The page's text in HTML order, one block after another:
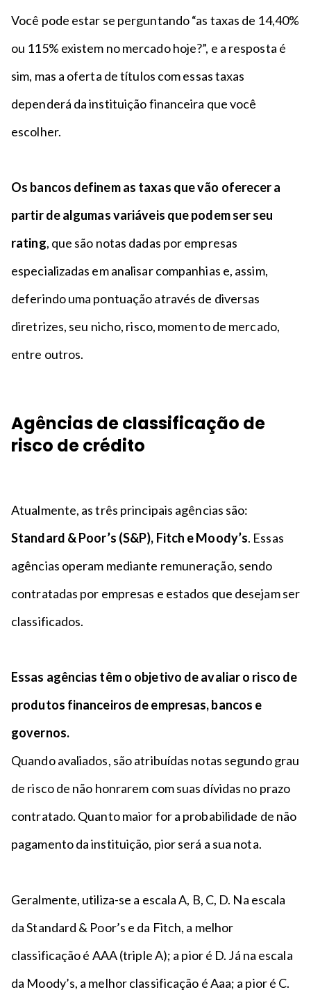
Você pode estar se perguntando “as taxas de 14,40%
ou 115% existem no mercado hoje?”, e a resposta é
sim, mas a oferta de títulos com essas taxas
dependerá da instituição financeira que você
escolher.
Os bancos definem as taxas que vão oferecer a
partir de algumas variáveis que podem ser seu
rating, que são notas dadas por empresas
especializadas em analisar companhias e, assim,
deferindo uma pontuação através de diversas
diretrizes, seu nicho, risco, momento de mercado,
entre outros.
Agências de classificação de
risco de crédito
Atualmente, as três principais agências são:
Standard & Poor’s (S&P), Fitch e Moody’s. Essas
agências operam mediante remuneração, sendo
contratadas por empresas e estados que desejam ser
classificados.
Essas agências têm o objetivo de avaliar o risco de
produtos financeiros de empresas, bancos e
governos.
Quando avaliados, são atribuídas notas segundo grau
de risco de não honrarem com suas dívidas no prazo
contratado. Quanto maior for a probabilidade de não
pagamento da instituição, pior será a sua nota.
Geralmente, utiliza-se a escala A, B, C, D. Na escala
da Standard & Poor’s e da Fitch, a melhor
classificação é AAA (triple A); a pior é D. Já na escala
da Moody’s, a melhor classificação é Aaa; a pior é C.